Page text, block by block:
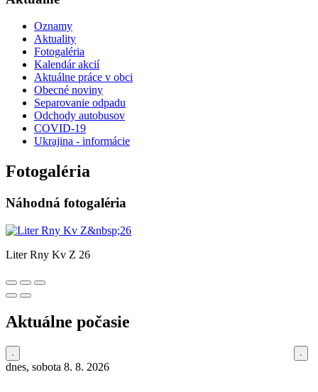
Oznamy
Aktuality
Fotogaléria
Kalendár akcií
Aktuálne práce v obci
Obecné noviny
Separovanie odpadu
Odchody autobusov
COVID-19
Ukrajina - informácie
Fotogaléria
Náhodná fotogaléria
Liter Rny Kv Z 26
Aktuálne počasie
dnes, sobota 8. 8. 2026